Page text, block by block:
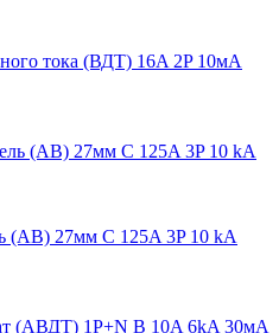
тока (ВДТ) 16A 2P 10мА
(АВ) 27мм C 125A 3P 10 kA